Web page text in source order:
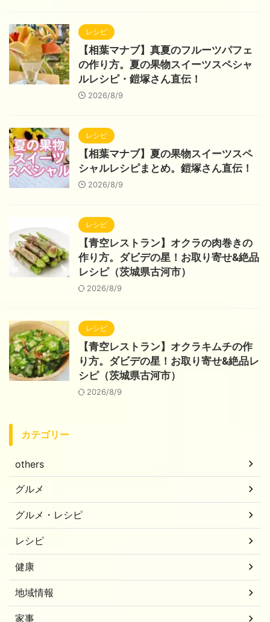
レシピ
【相葉マナブ】真夏のフルーツパフェ
の作り方。夏の果物スイーツスペシャ
ルレシピ・鎧塚さん直伝！
2026/8/9
レシピ
【相葉マナブ】夏の果物スイーツスペ
シャルレシピまとめ。鎧塚さん直伝！
2026/8/9
レシピ
【青空レストラン】オクラの肉巻きの
作り方。ダビデの星！お取り寄せ&絶品
レシピ（茨城県古河市）
2026/8/9
レシピ
【青空レストラン】オクラキムチの作
り方。ダビデの星！お取り寄せ&絶品レ
シピ（茨城県古河市）
2026/8/9
カテゴリー
others
グルメ
グルメ・レシピ
レシピ
健康
地域情報
家事